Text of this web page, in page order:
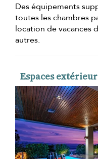
Des équipements
toutes les chambres
location de vacances
autres.
Espaces